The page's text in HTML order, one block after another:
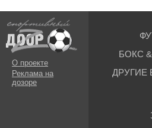
О проекте
Реклама на
дозоре
БОКС
ДРУГИЕ